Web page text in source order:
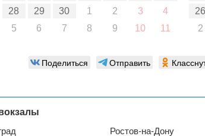
28
29 30 1 2 3
4
5
6 7 8 9 10 11
26
2
Поделиться Отправить
Ростов-на-Дону